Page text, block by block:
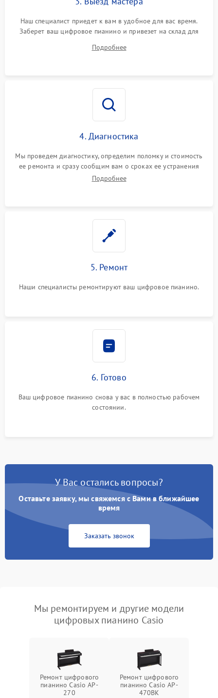
Наш специалист приедет к вам в удобное для вас время.
Заберет ваш цифровое пианино и привезет на склад для
Подробнее
4. Диагностика
Мы проведем диагностику, определим поломку и стоимость
ее ремонта и сразу сообщим вам о сроках ее устранения
Подробнее
5. Ремонт
Наши специалисты ремонтируют ваш цифровое пианино.
6. Готово
Ваш цифровое пианино снова у вас в полностью рабочем
состоянии.
У Вас остались вопросы?
Оставьте заявку, мы свяжемся с Вами в ближайшее
время
Заказать звонок
Мы ремонтируем и другие модели
цифровых пианино Casio
Ремонт цифрового
пианино Casio AP-
270
Ремонт цифрового
пианино Casio AP-
470BK